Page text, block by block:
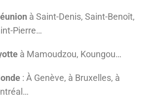
à Saint-Denis, Saint-Benoît,
Pierre…
à Mamoudzou, Koungou…
: À Genève, à Bruxelles, à